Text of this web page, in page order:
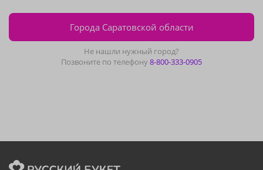
Города Саратовской области
Не нашли нужный город?
Позвоните по телефону8-800-333-0905